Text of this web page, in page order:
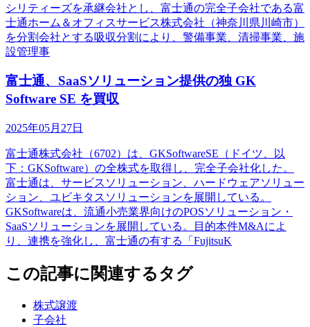
シリティーズを承継会社とし、富士通の完全子会社である富
士通ホーム＆オフィスサービス株式会社（神奈川県川崎市）
を分割会社とする吸収分割により、警備事業、清掃事業、施
設管理事
富士通、SaaSソリューション提供の独 GK
Software SE を買収
2025年05月27日
富士通株式会社（6702）は、GKSoftwareSE（ドイツ、以
下：GKSoftware）の全株式を取得し、完全子会社化した。
富士通は、サービスソリューション、ハードウェアソリュー
ション、ユビキタスソリューションを展開している。
GKSoftwareは、流通小売業界向けのPOSソリューション・
SaaSソリューションを展開している。目的本件M&Aによ
り、連携を強化し、富士通の有する「FujitsuK
この記事に関連するタグ
株式譲渡
子会社